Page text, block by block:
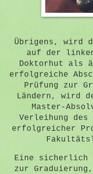
Übrigens, wird
auf der
Doktorhut als
erfolgreiche
Prüfung zur
Ländern, wird
Master-
Verleihung des
erfolgreicher
Eine sicherlich
zur